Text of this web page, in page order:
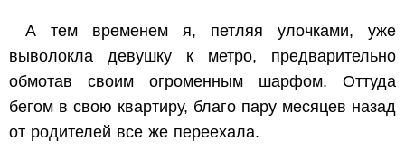
А тем временем я, петляя улочками, уже
выволокла девушку к метро, предварительно
обмотав своим огроменным шарфом. Оттуда
бегом в свою квартиру, благо пару месяцев назад
от родителей все же переехала.